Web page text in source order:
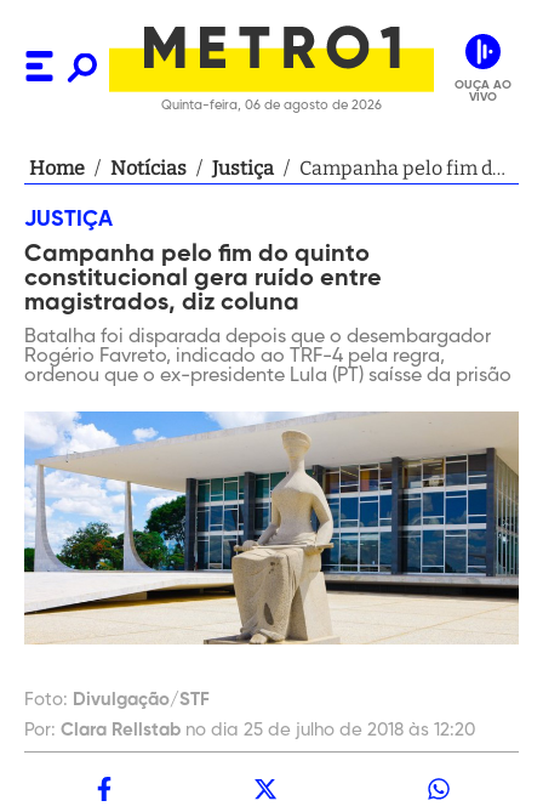
Quinta-feira, 06 de agosto de 2026
OUÇA AO
VIVO
Home / Notícias / Justiça / Campanha pelo fim do
magistrados, diz coluna
JUSTIÇA
Campanha pelo fim do quinto
constitucional gera ruído entre
magistrados, diz coluna
Batalha foi disparada depois que o desembargador
Rogério Favreto, indicado ao TRF-4 pela regra,
ordenou que o ex-presidente Lula (PT) saísse da prisão
Foto: Divulgação/STF
Por: Clara Rellstab no dia 25 de julho de 2018 às 12:20